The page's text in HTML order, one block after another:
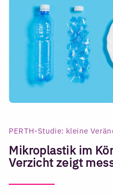
PERTH-Studie: kleine
Mikroplastik im
Verzicht zeigt